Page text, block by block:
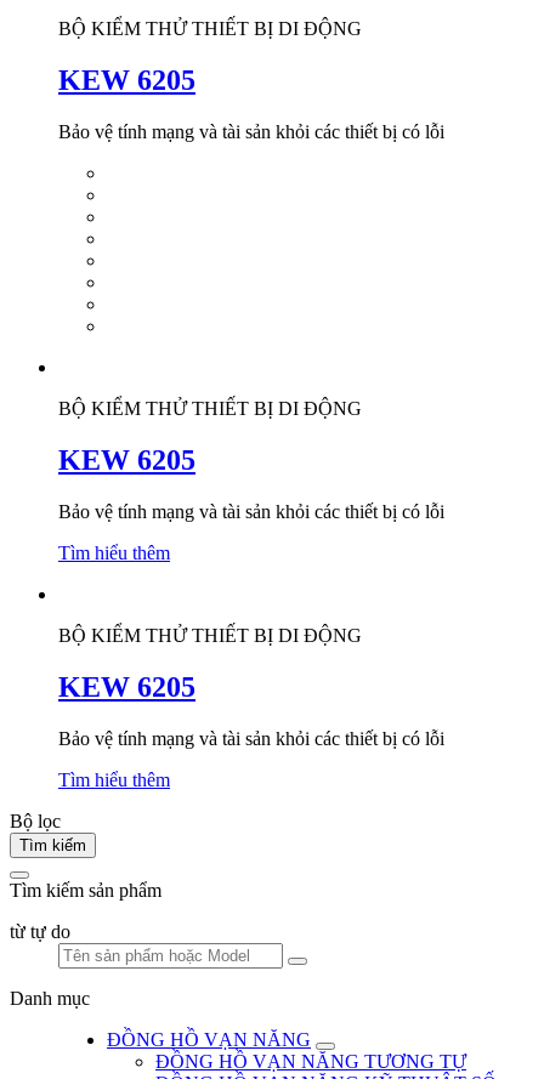
BỘ KIỂM THỬ THIẾT BỊ DI ĐỘNG
KEW 6205
Bảo vệ tính mạng và tài sản khỏi các thiết bị có lỗi
BỘ KIỂM THỬ THIẾT BỊ DI ĐỘNG
KEW 6205
Bảo vệ tính mạng và tài sản khỏi các thiết bị có lỗi
Tìm hiểu thêm
BỘ KIỂM THỬ THIẾT BỊ DI ĐỘNG
KEW 6205
Bảo vệ tính mạng và tài sản khỏi các thiết bị có lỗi
Tìm hiểu thêm
Bộ lọc
Tìm kiếm
Tìm kiếm sản phẩm
từ tự do
Danh mục
ĐỒNG HỒ VẠN NĂNG
ĐỒNG HỒ VẠN NĂNG TƯƠNG TỰ